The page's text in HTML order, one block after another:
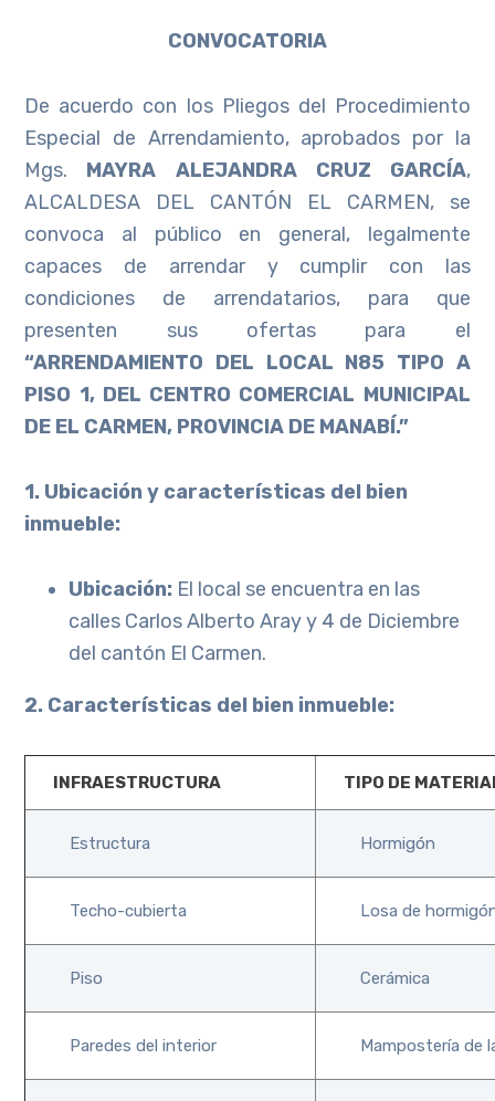
CONVOCATORIA
De acuerdo con los Pliegos del Procedimiento
Especial de Arrendamiento, aprobados por la
Mgs. MAYRA ALEJANDRA CRUZ GARCÍA,
ALCALDESA DEL CANTÓN EL CARMEN, se
convoca al público en general, legalmente
capaces de arrendar y cumplir con las
condiciones de arrendatarios, para que
presenten sus ofertas para el
“ARRENDAMIENTO DEL LOCAL N85 TIPO A
PISO 1, DEL CENTRO COMERCIAL MUNICIPAL
DE EL CARMEN, PROVINCIA DE MANABÍ.”
1. Ubicación y características del bien
inmueble:
Ubicación: El local se encuentra en las
calles Carlos Alberto Aray y 4 de Diciembre
del cantón El Carmen.
2. Características del bien inmueble:
INFRAESTRUCTURA TIPO DE
Estructura Hormigón
Techo-cubierta Losa de
Piso Cerámica
Paredes del interior Mampostería de